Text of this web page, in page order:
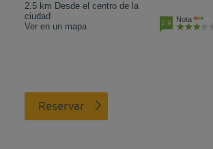
2.5 km Desde el centro de la
ciudad
Ver en un mapa
2.9 Nota
Reservar